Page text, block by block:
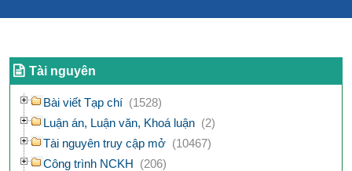
Tài nguyên
Bài viết Tạp chí (1528)
Luận án, Luận văn, Khoá luận (2)
Tài nguyên truy cập mở (10467)
Công trình NCKH (206)